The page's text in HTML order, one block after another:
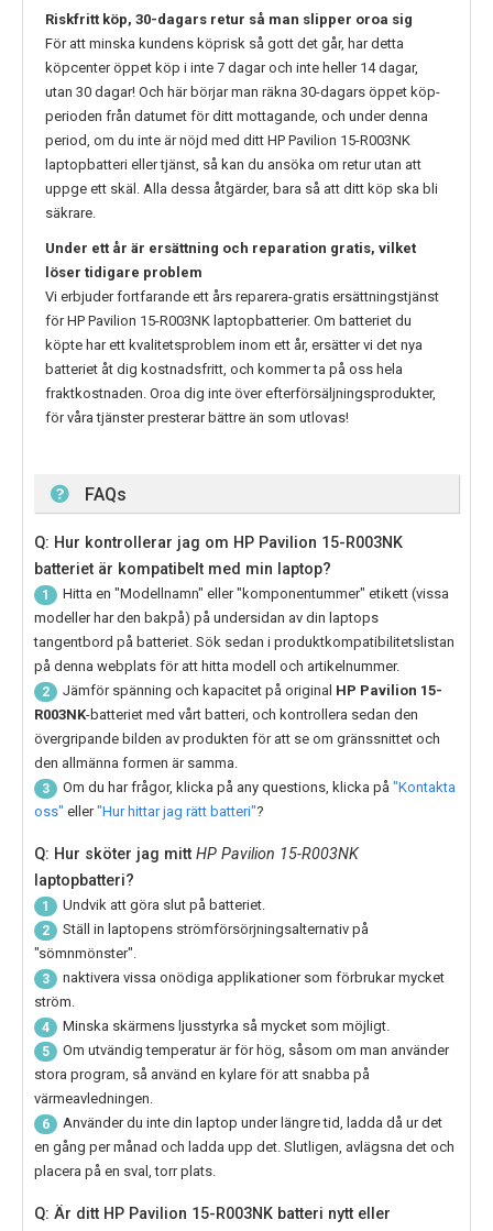
Riskfritt köp, 30-dagars retur så man slipper oroa sig
För att minska kundens köprisk så gott det går, har detta
köpcenter öppet köp i inte 7 dagar och inte heller 14 dagar,
utan 30 dagar! Och här börjar man räkna 30-dagars öppet köp-
perioden från datumet för ditt mottagande, och under denna
period, om du inte är nöjd med ditt HP Pavilion 15-R003NK
laptopbatteri eller tjänst, så kan du ansöka om retur utan att
uppge ett skäl. Alla dessa åtgärder, bara så att ditt köp ska bli
säkrare.
Under ett år är ersättning och reparation gratis, vilket
löser tidigare problem
Vi erbjuder fortfarande ett års reparera-gratis ersättningstjänst
förHP Pavilion 15-R003NK laptopbatterier. Om batteriet du
köpte har ett kvalitetsproblem inom ett år, ersätter vi det nya
batteriet åt dig kostnadsfritt, och kommer ta på oss hela
fraktkostnaden. Oroa dig inte över efterförsäljningsprodukter,
för våra tjänster presterar bättre än som utlovas!
FAQs
Q: Hur kontrollerar jag om HP Pavilion 15-R003NK
batteriet är kompatibelt med min laptop?
1
Hitta en "Modellnamn" eller "komponentummer" etikett (vissa
modeller har den bakpå) på undersidan av din laptops
tangentbord på batteriet. Sök sedan i produktkompatibilitetslistan
på denna webplats för att hitta modell och artikelnummer.
2 Jämför spänning och kapacitet på original HP Pavilion 15-
R003NK-batteriet med vårt batteri, och kontrollera sedan den
övergripande bilden av produkten för att se om gränssnittet och
den allmänna formen är samma.
3 Om du har frågor, klicka på any questions, klicka på "Kontakta
oss" eller"Hur hittar jag rätt batteri"?
Q: Hur sköter jag mitt HP Pavilion 15-R003NK
laptopbatteri?
1 Undvik att göra slut på batteriet.
2
Ställ in laptopens strömförsörjningsalternativ på
"sömnmönster".
3
naktivera vissa onödiga applikationer som förbrukar mycket
ström.
4 Minska skärmens ljusstyrka så mycket som möjligt.
5
Om utvändig temperatur är för hög, såsom om man använder
stora program, så använd en kylare för att snabba på
värmeavledningen.
6
Använder du inte din laptop under längre tid, ladda då ur det
en gång per månad och ladda upp det. Slutligen, avlägsna det och
placera på en sval, torr plats.
Q: Är ditt HP Pavilion 15-R003NK batteri nytt eller